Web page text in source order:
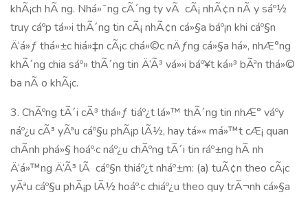
khÃ¡ch hÃ ng. Nhá»¯ng cÃ´ng ty vÃ cÃ¡ nhÃ¢n nÃ y sáº½
truy cáº­p tá»›i thÃ´ng tin cÃ¡ nhÃ¢n cá»§a báº¡n khi cáº§n
Ä‘á»ƒ thá»±c hiá»‡n cÃ¡c chá»©c nÄƒng cá»§a há», nhÆ°ng
khÃ´ng chia sáº» thÃ´ng tin Ä‘Ã³ vá»›i báº¥t ká»³ bÃªn thá»©
ba nÃ o khÃ¡c.
3. ChÃºng tÃ´i cÃ³ thá»ƒ tiáº¿t lá»™ thÃ´ng tin nhÆ° váº­y
náº¿u cÃ³ yÃªu cáº§u phÃ¡p lÃ½, hay tá»« má»™t cÆ¡ quan
chÃ­nh phá»§ hoáº·c náº¿u chÃºng tÃ´i tin ráº±ng hÃ nh
Ä‘á»™ng Ä‘Ã³ lÃ cáº§n thiáº¿t nháº±m: (a) tuÃ¢n theo cÃ¡c
yÃªu cáº§u phÃ¡p lÃ½ hoáº·c chiáº¿u theo quy trÃ¬nh cá»§a